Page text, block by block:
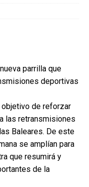
parrilla que
deportivas
objetivo de reforzar
las retransmisiones
Baleares. De este
se amplían para
que resumirá y
de la